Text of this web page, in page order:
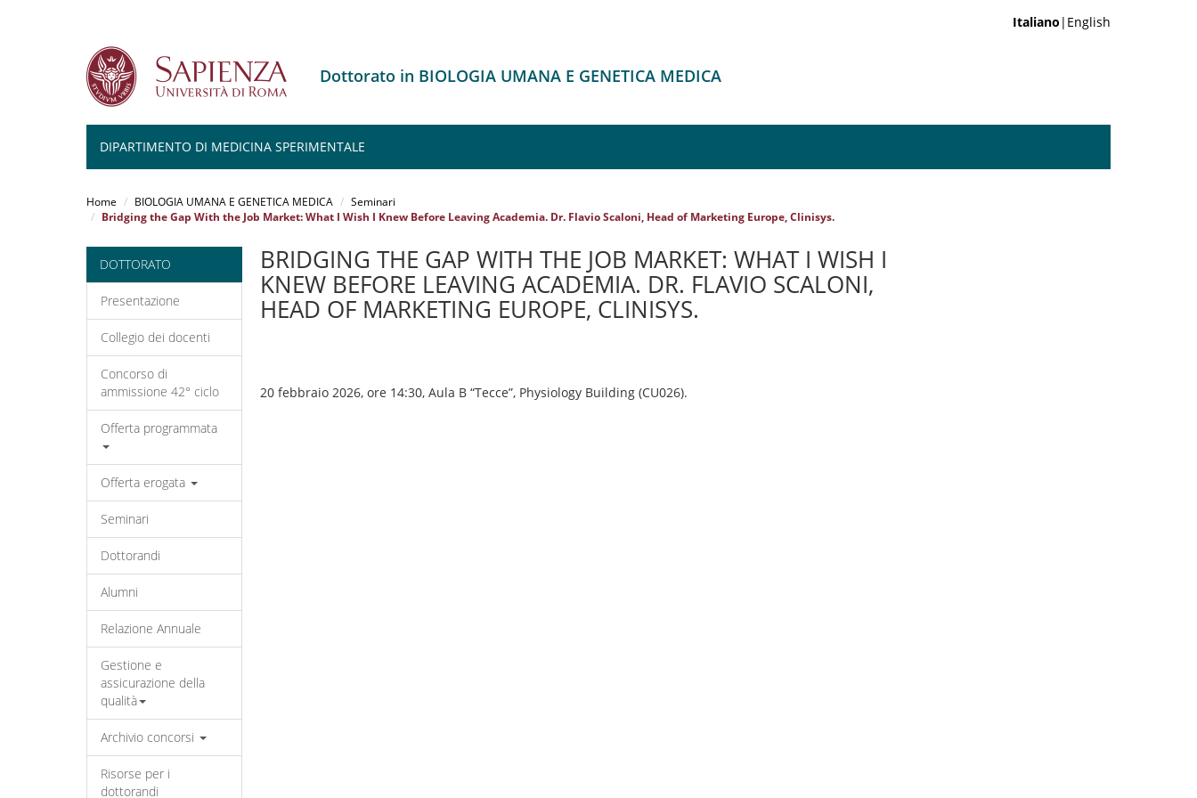
Italiano |English
Dottorato in BIOLOGIA UMANA E GENETICA MEDICA
DIPARTIMENTO DI MEDICINA SPERIMENTALE
Home BIOLOGIA UMANA E GENETICA MEDICA
Seminari
Bridging the Gap With the Job Market: What I Wish I Knew Before Leaving Academia. Dr. Flavio Scaloni, Head of Marketing Europe, Clinisys.
DOTTORATO
Presentazione
Collegio dei docenti
Concorso di
ammissione 42° ciclo
Offerta programmata
Offerta erogata
Seminari
Dottorandi
Alumni
Relazione Annuale
Gestione e
assicurazione della
qualità
Archivio concorsi
Risorse per i
dottorandi
BRIDGING THE GAP WITH THE JOB MARKET: WHAT I WISH I
KNEW BEFORE LEAVING ACADEMIA. DR. FLAVIO SCALONI,
HEAD OF MARKETING EUROPE, CLINISYS.
20 febbraio 2026, ore 14:30, Aula B “Tecce”, Physiology Building (CU026).